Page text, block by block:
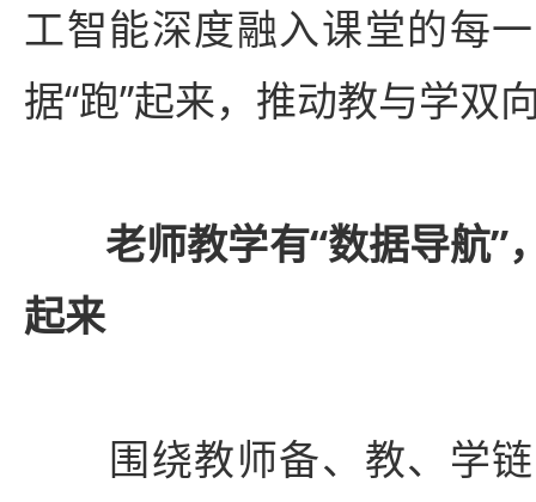
工智能深度融入课堂的每
据“跑”起来，推动教与学双
老师教学有“数据导航”
起来
围绕教师备、教、学链